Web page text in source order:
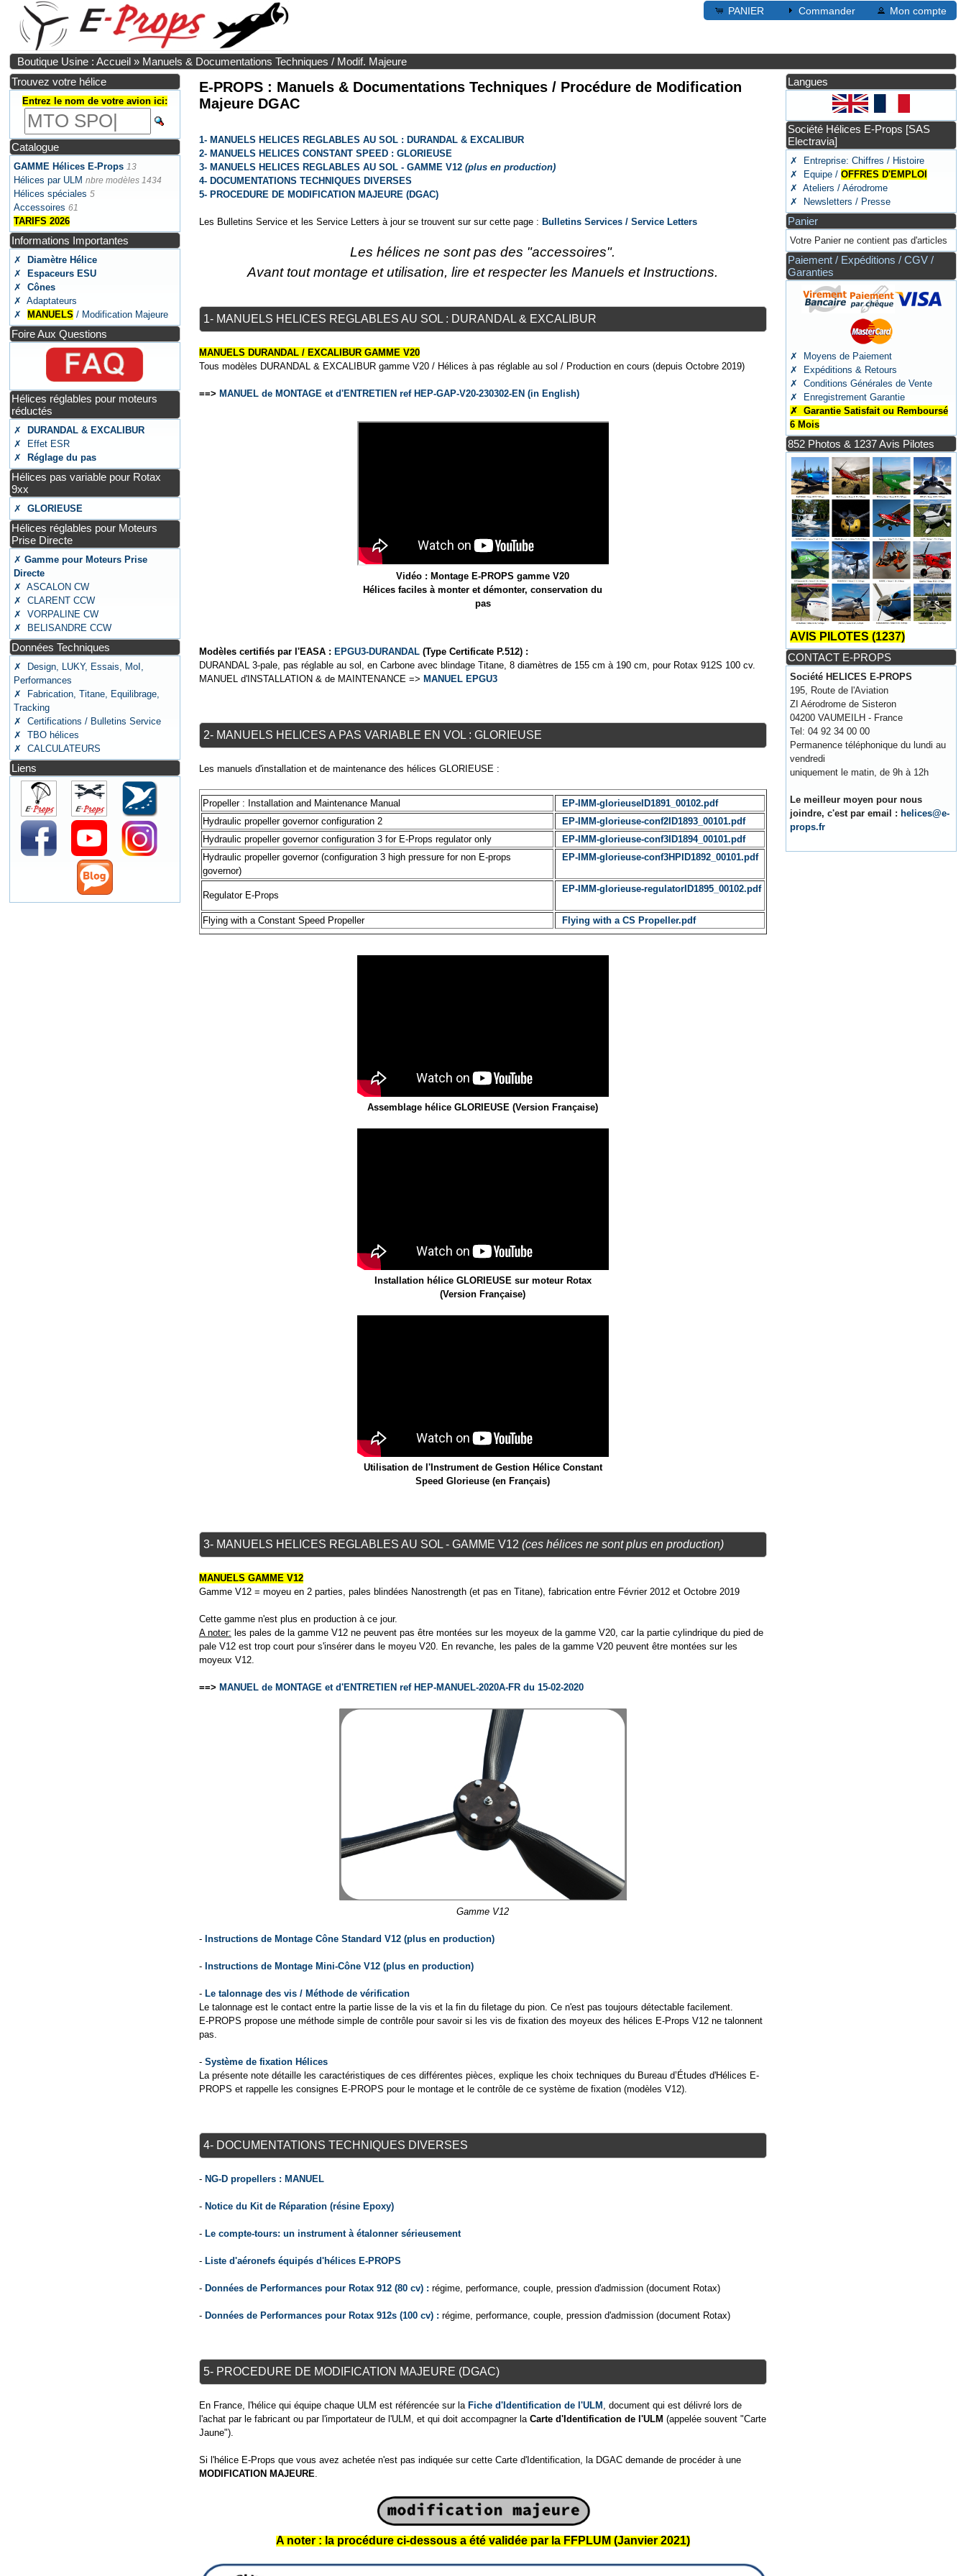
PANIER Commander Mon compte
Boutique Usine : Accueil » Manuels & Documentations Techniques / Modif. Majeure
Trouvez votre hélice
Entrez le nom de votre avion ici:
Catalogue
GAMME Hélices E-Props 13
Hélices par ULM nbre modèles 1434
Hélices spéciales 5
Accessoires 61
TARIFS 2026
Informations Importantes
✗
Diamètre Hélice
✗
Espaceurs ESU
✗
Cônes
✗ Adaptateurs
✗
MANUELS / Modification Majeure
Foire Aux Questions
Hélices réglables pour moteurs
réductés
✗
DURANDAL & EXCALIBUR
✗ Effet ESR
✗
Réglage du pas
Hélices pas variable pour Rotax
9xx
✗GLORIEUSE
Hélices réglables pour Moteurs
Prise Directe
✗Gamme pour Moteurs Prise
Directe
✗ ASCALON CW
✗ CLARENT CCW
✗ VORPALINE CW
✗ BELISANDRE CCW
Données Techniques
✗ Design, LUKY, Essais, MoI,
Performances
✗ Fabrication, Titane, Equilibrage,
Tracking
✗ Certifications / Bulletins Service
✗ TBO hélices
✗ CALCULATEURS
Liens
E-PROPS : Manuels & Documentations Techniques / Procédure de Modification
Majeure DGAC
1- MANUELS HELICES REGLABLES AU SOL : DURANDAL & EXCALIBUR
2- MANUELS HELICES CONSTANT SPEED : GLORIEUSE
3- MANUELS HELICES REGLABLES AU SOL - GAMME V12 (plus en production)
4- DOCUMENTATIONS TECHNIQUES DIVERSES
5- PROCEDURE DE MODIFICATION MAJEURE (DGAC)
Les Bulletins Service et les Service Letters à jour se trouvent sur sur cette page : Bulletins Services / Service Letters
Les hélices ne sont pas des "accessoires".
Avant tout montage et utilisation, lire et respecter les Manuels et Instructions.
1- MANUELS HELICES REGLABLES AU SOL : DURANDAL & EXCALIBUR
MANUELS DURANDAL / EXCALIBUR GAMME V20
Tous modèles DURANDAL & EXCALIBUR gamme V20 / Hélices à pas réglable au sol / Production en cours (depuis Octobre 2019)
==> MANUEL de MONTAGE et d'ENTRETIEN ref HEP-GAP-V20-230302-EN (in English)
Vidéo : Montage E-PROPS gamme V20
Hélices faciles à monter et démonter, conservation du
pas
Modèles certifiés par l'EASA : EPGU3-DURANDAL(Type Certificate P.512) :
DURANDAL 3-pale, pas réglable au sol, en Carbone avec blindage Titane, 8 diamètres de 155 cm à 190 cm, pour Rotax 912S 100 cv.
MANUEL d'INSTALLATION & de MAINTENANCE => MANUEL EPGU3
2- MANUELS HELICES A PAS VARIABLE EN VOL : GLORIEUSE
Les manuels d'installation et de maintenance des hélices GLORIEUSE :
Propeller : Installation and Maintenance Manual
EP-IMM-glorieuseID1891_00102.pdf
Hydraulic propeller governor configuration 2
EP-IMM-glorieuse-conf2ID1893_00101.pdf
Hydraulic propeller governor configuration 3 for E-Props regulator only
EP-IMM-glorieuse-conf3ID1894_00101.pdf
Hydraulic propeller governor (configuration 3 high pressure for non E-props
governor)
EP-IMM-glorieuse-conf3HPID1892_00101.pdf
Regulator E-Props
EP-IMM-glorieuse-regulatorID1895_00102.pdf
Flying with a Constant Speed Propeller Flying with a CS Propeller.pdf
Assemblage hélice GLORIEUSE (Version Française)
Installation hélice GLORIEUSE sur moteur Rotax
(Version Française)
Utilisation de l'Instrument de Gestion Hélice Constant
Speed Glorieuse (en Français)
3- MANUELS HELICES REGLABLES AU SOL - GAMME V12 (ces hélices ne sont plus en production)
MANUELS GAMME V12
Gamme V12 = moyeu en 2 parties, pales blindées Nanostrength (et pas en Titane), fabrication entre Février 2012 et Octobre 2019
Cette gamme n'est plus en production à ce jour.
A noter: les pales de la gamme V12 ne peuvent pas être montées sur les moyeux de la gamme V20, car la partie cylindrique du pied de
pale V12 est trop court pour s'insérer dans le moyeu V20. En revanche, les pales de la gamme V20 peuvent être montées sur les
moyeux V12.
==> MANUEL de MONTAGE et d'ENTRETIEN ref HEP-MANUEL-2020A-FR du 15-02-2020
Gamme V12
- Instructions de Montage Cône Standard V12 (plus en production)
- Instructions de Montage Mini-Cône V12 (plus en production)
- Le talonnage des vis / Méthode de vérification
Le talonnage est le contact entre la partie lisse de la vis et la fin du filetage du pion. Ce n'est pas toujours détectable facilement.
E-PROPS propose une méthode simple de contrôle pour savoir si les vis de fixation des moyeux des hélices E-Props V12 ne talonnent
pas.
- Système de fixation Hélices
La présente note détaille les caractéristiques de ces différentes pièces, explique les choix techniques du Bureau d’Études d'Hélices E-
PROPS et rappelle les consignes E-PROPS pour le montage et le contrôle de ce système de fixation (modèles V12).
4- DOCUMENTATIONS TECHNIQUES DIVERSES
- NG-D propellers : MANUEL
- Notice du Kit de Réparation (résine Epoxy)
- Le compte-tours: un instrument à étalonner sérieusement
- Liste d'aéronefs équipés d'hélices E-PROPS
- Données de Performances pour Rotax 912 (80 cv) : régime, performance, couple, pression d'admission (document Rotax)
- Données de Performances pour Rotax 912s (100 cv) : régime, performance, couple, pression d'admission (document Rotax)
5- PROCEDURE DE MODIFICATION MAJEURE (DGAC)
En France, l'hélice qui équipe chaque ULM est référencée sur la Fiche d'Identification de l'ULM , document qui est délivré lors de
l'achat par le fabricant ou par l'importateur de l'ULM, et qui doit accompagner la Carte d'Identification de l'ULM (appelée souvent "Carte
Jaune").
Si l'hélice E-Props que vous avez achetée n'est pas indiquée sur cette Carte d'Identification, la DGAC demande de procéder à une
MODIFICATION MAJEURE.
A noter : la procédure ci-dessous a été validée par la FFPLUM (Janvier 2021)
Langues
Société Hélices E-Props [SAS
Electravia]
✗ Entreprise: Chiffres / Histoire
✗ Equipe /OFFRES D'EMPLOI
✗ Ateliers / Aérodrome
✗ Newsletters / Presse
Panier
Votre Panier ne contient pas d'articles
Paiement / Expéditions / CGV /
Garanties
✗ Moyens de Paiement
✗ Expéditions & Retours
✗ Conditions Générales de Vente
✗ Enregistrement Garantie
✗ Garantie Satisfait ou Remboursé
6 Mois
852 Photos & 1237 Avis Pilotes
AVIS PILOTES (1237)
CONTACT E-PROPS
Société HELICES E-PROPS
195, Route de l'Aviation
ZI Aérodrome de Sisteron
04200 VAUMEILH - France
Tel: 04 92 34 00 00
Permanence téléphonique du lundi au
vendredi
uniquement le matin, de 9h à 12h
Le meilleur moyen pour nous
joindre, c'est par email : helices@e-
props.fr